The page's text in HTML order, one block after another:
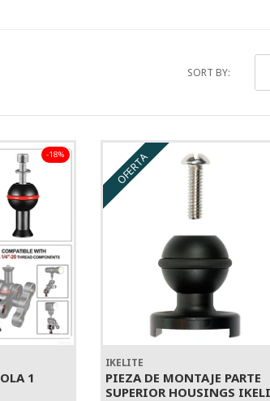
SORT BY:
-18%
1
OFERTA
IKELITE
PIEZA DE MONTAJE PARTE
SUPERIOR HOUSINGS